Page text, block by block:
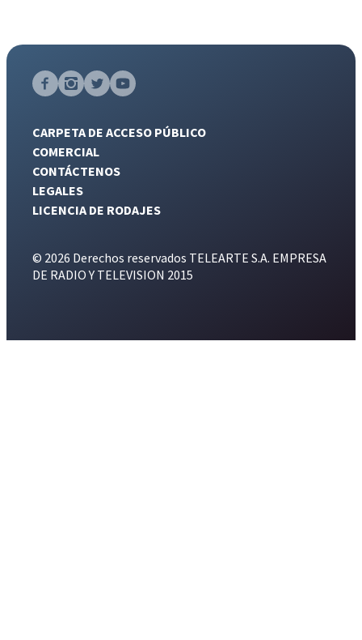
CARPETA DE ACCESO PÚBLICO
COMERCIAL
CONTÁCTENOS
LEGALES
LICENCIA DE RODAJES
© 2026 Derechos reservados TELEARTE S.A. EMPRESA
DE RADIO Y TELEVISION 2015